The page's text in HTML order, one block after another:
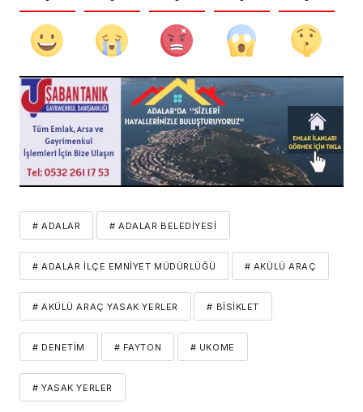
# ADALAR # ADALAR BELEDIYESI
# ADALAR İLÇE EMNIYET MÜDÜRLÜĞÜ # AKÜLÜ ARAÇ
# AKÜLÜ ARAÇ YASAK YERLER # BISIKLET
# DENETIM # FAYTON # UKOME
# YASAK YERLER